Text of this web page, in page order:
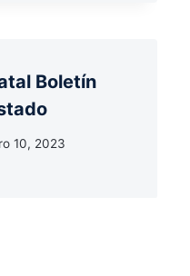
Boletín
10, 2023